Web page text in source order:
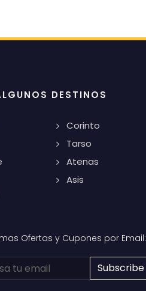
DESTINOS
Corinto
Tarso
Atenas
Asis
Ofertas y Cupones por Email: